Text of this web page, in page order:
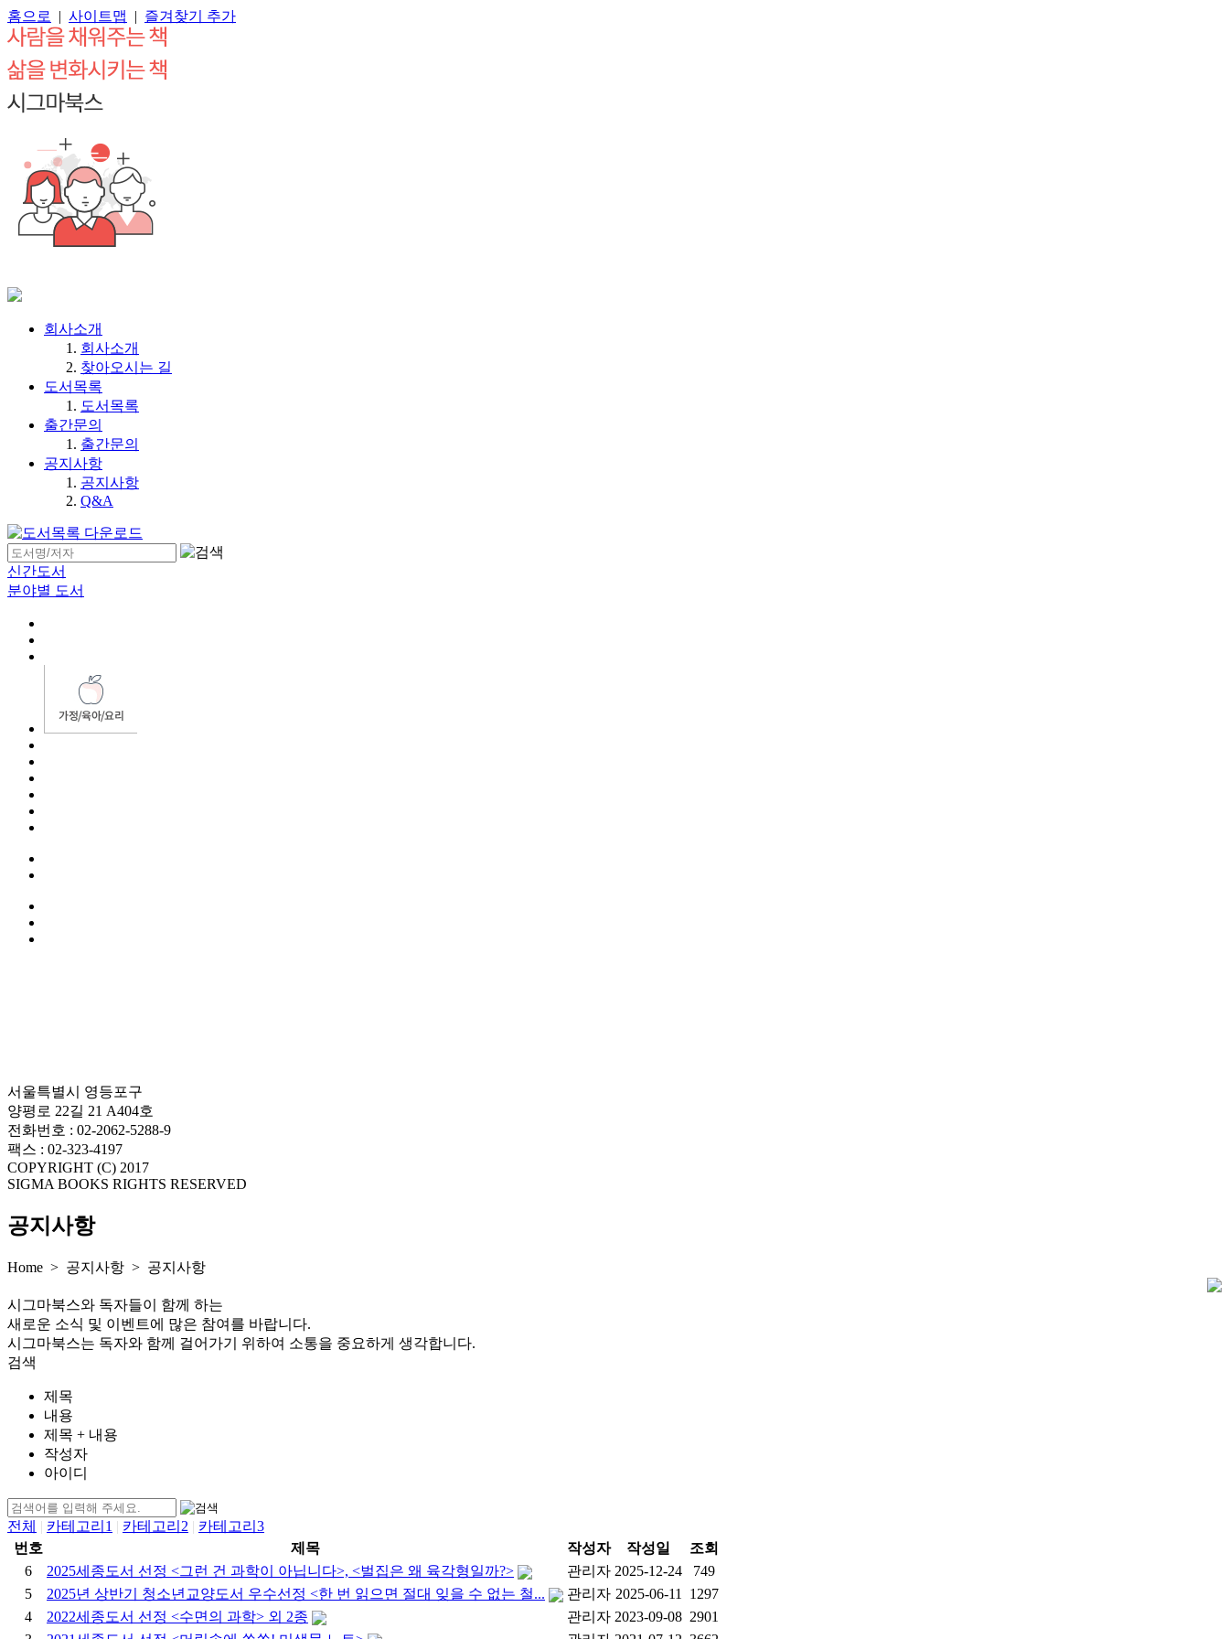
홈으로 | 사이트맵 | 즐겨찾기 추가
회사소개
회사소개
찾아오시는 길
도서목록
도서목록
출간문의
출간문의
공지사항
공지사항
Q&A
신간도서
분야별 도서
서울특별시 영등포구
양평로 22길 21 A404호
전화번호 : 02-2062-5288-9
팩스 : 02-323-4197
COPYRIGHT (C) 2017
SIGMA BOOKS RIGHTS RESERVED
공지사항
Home > 공지사항 > 공지사항
시그마북스와 독자들이 함께 하는
새로운 소식 및 이벤트에 많은 참여를 바랍니다.
시그마북스는 독자와 함께 걸어가기 위하여 소통을 중요하게 생각합니다.
검색
제목
내용
제목 + 내용
작성자
아이디
전체 | 카테고리1 | 카테고리2 | 카테고리3
번호
제목 작성자 작성일
조회
6
2025세종도서 선정 <그런 건 과학이 아닙니다>, <벌집은 왜 육각형일까?> 관리자 2025-12-24
749
5
2025년 상반기 청소년교양도서 우수선정 <한 번 읽으면 절대 잊을 수 없는 철... 관리자 2025-06-11
1297
4
2022세종도서 선정 <수면의 과학> 외 2종 관리자 2023-09-08 2901